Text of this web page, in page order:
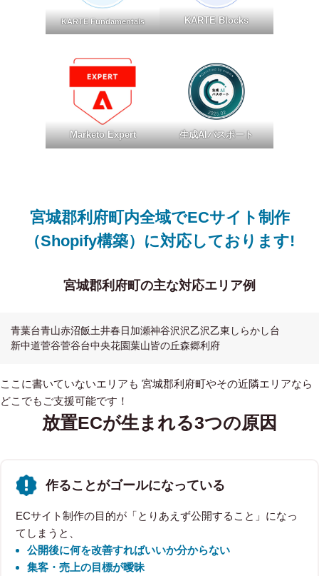
KARTE Fundamentals KARTE Blocks
Marketo Expert 生成AIパスポート
宮城郡利府町内全域でECサイト制作
（Shopify構築）に対応しております!
宮城郡利府町の主な対応エリア例
青葉台青山赤沼飯土井春日加瀬神谷沢沢乙沢乙東 しらかし台
新中道菅谷菅谷台中央花園葉山皆の丘森郷利府
ここに書いていないエリアも 宮城郡利府町やその近隣エリアなら
どこでもご支援可能です！
放置ECが生まれる3つの原因
作ることがゴールになっている
ECサイト制作の目的が「とりあえず公開すること」になっ
てしまうと、
公開後に何を改善すればいいか分からない
集客・売上の目標が曖昧